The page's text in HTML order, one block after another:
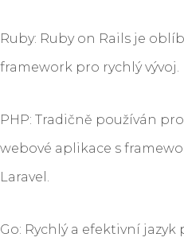
Ruby: Ruby on Rails je
framework pro rychlý vývoj.
PHP: Tradičně používán pro
webové aplikace s
Laravel.
Go: Rychlý a efektivní jazyk